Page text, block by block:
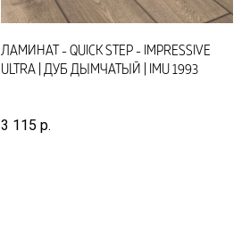
ЛАМИНАТ - QUICK STEP - IMPRESSIVE
ULTRA | ДУБ ДЫМЧАТЫЙ | IMU 1993
3 115 р.